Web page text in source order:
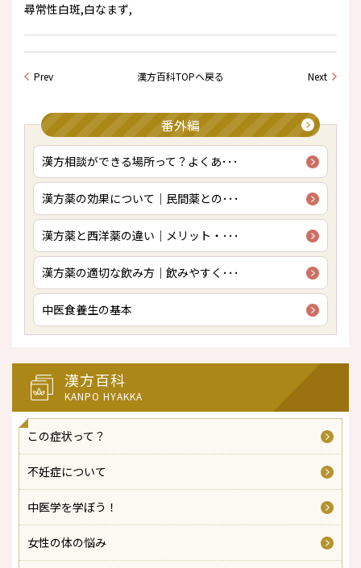
尋常性白斑,白なまず,
Prev 漢方百科TOPへ戻る Next
番外編
漢方相談ができる場所って？よくあ･･･
漢方薬の効果について｜民間薬との･･･
漢方薬と西洋薬の違い｜メリット・･･･
漢方薬の適切な飲み方｜飲みやすく･･･
中医食養生の基本
漢方百科
KANPO HYAKKA
この症状って？
不妊症について
中医学を学ぼう！
女性の体の悩み